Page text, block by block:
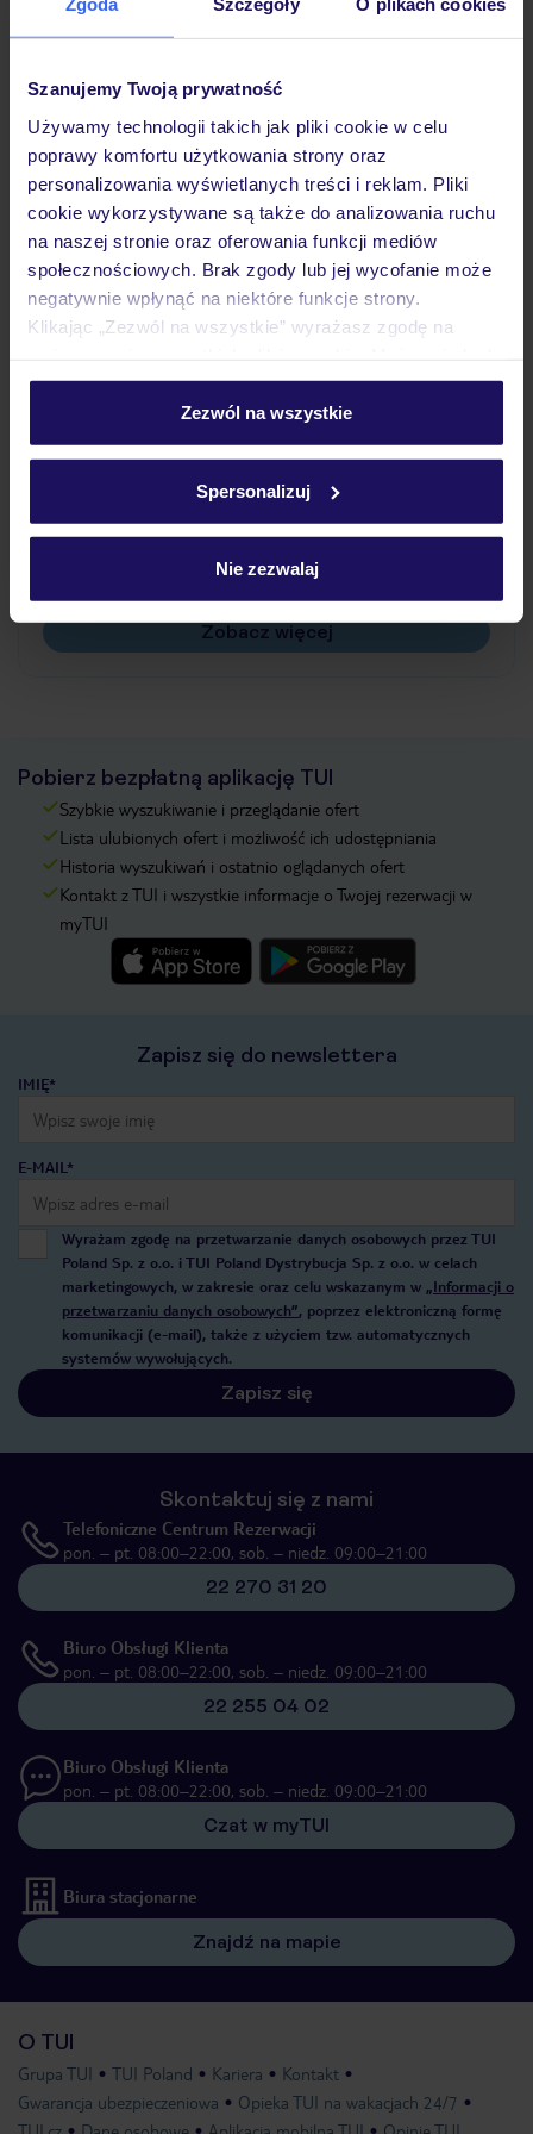
Szanujemy Twoją prywatność
Używamy technologii takich jak pliki cookie w celu
poprawy komfortu użytkowania strony oraz
personalizowania wyświetlanych treści i reklam. Pliki
cookie wykorzystywane są także do analizowania ruchu
na naszej stronie oraz oferowania funkcji mediów
społecznościowych. Brak zgody lub jej wycofanie może
negatywnie wpłynąć na niektóre funkcje strony.
Klikając „Zezwól na wszystkie” wyrażasz zgodę na
personalizować swój wybór wchodząc w zakładkę
Szczegółowe informacje o plikach cookie znajdziesz
Zezwól na wszystkie
Spersonalizuj
Nie zezwalaj
Hotel
Pokoje
Wyżywienie
Atrakcje
Jak zmienić uczestników/osobę zgłaszającą?
Czy w Hotelu będzie przedstawiciel TUI?
Na jakiej podstawie i gdzie otrzymam karty
Zobacz więcej
Pobierz bezpłatną aplikację TUI
Szybkie wyszukiwanie i przeglądanie ofert
Lista ulubionych ofert i możliwość ich udostępniania
Historia wyszukiwań i ostatnio oglądanych ofert
Kontakt z TUI i wszystkie informacje o Twojej rezerwacji w
myTUI
Zapisz się do newslettera
IMIĘ*
E-MAIL*
Wyrażam zgodę na przetwarzanie danych osobowych przez TUI
Poland Sp. z o.o. i TUI Poland Dystrybucja Sp. z o.o. w celach
marketingowych, w zakresie oraz celu wskazanym w „Informacji o
przetwarzaniu danych osobowych”, poprzez elektroniczną formę
komunikacji (e-mail), także z użyciem tzw. automatycznych
systemów wywołujących.
Zapisz się
Skontaktuj się z nami
Telefoniczne Centrum Rezerwacji
pon. – pt. 08:00–22:00, sob. – niedz. 09:00–21:00
22 270 31 20
Biuro Obsługi Klienta
pon. – pt. 08:00–22:00, sob. – niedz. 09:00–21:00
22 255 04 02
Biuro Obsługi Klienta
pon. – pt. 08:00–22:00, sob. – niedz. 09:00–21:00
Czat w myTUI
Biura stacjonarne
Znajdź na mapie
O TUI
Grupa TUI TUI Poland Kariera
Kontakt
Gwarancja ubezpieczeniowa
Opieka TUI na wakacjach 24/7